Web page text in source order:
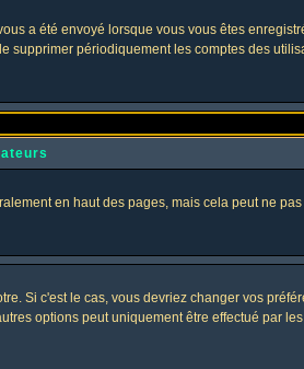
a été envoyé lorsque vous vous êtes
périodiquement les comptes des
en haut des pages, mais cela peut ne
Si c'est le cas, vous devriez changer vos
options peut uniquement être effectué par